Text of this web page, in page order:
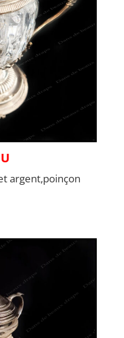
argent,poinçon